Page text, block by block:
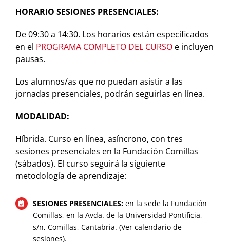
HORARIO SESIONES PRESENCIALES:
De 09:30 a 14:30. Los horarios están especificados
en el PROGRAMA COMPLETO DEL CURSOe incluyen
pausas.
Los alumnos/as que no puedan asistir a las
jornadas presenciales, podrán seguirlas en línea.
MODALIDAD:
Híbrida. Curso en línea, asíncrono, con tres
sesiones presenciales en la Fundación Comillas
(sábados). El curso seguirá la siguiente
metodología de aprendizaje:
SESIONES PRESENCIALES: en la sede la Fundación
Comillas, en la Avda. de la Universidad Pontificia,
s/n, Comillas, Cantabria. (Ver calendario de
sesiones).